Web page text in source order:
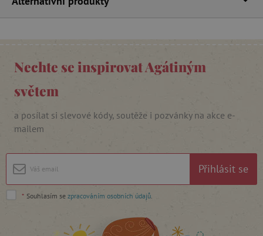
Nechte se inspirovat Agátiným
světem
a posílat si slevové kódy, soutěže i pozvánky na akce e-
mailem
Přihlásit se
* Souhlasím se zpracováním osobních údajů
cjConsent